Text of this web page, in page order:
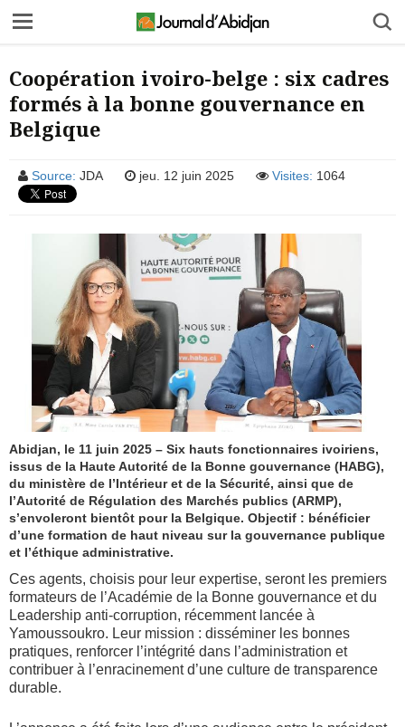
Coopération ivoiro-belge : six cadres
formés à la bonne gouvernance en
Belgique
Source: JDA jeu. 12 juin 2025 Visites: 1064
Abidjan, le 11 juin 2025 – Six hauts fonctionnaires ivoiriens,
issus de la Haute Autorité de la Bonne gouvernance (HABG),
du ministère de l’Intérieur et de la Sécurité, ainsi que de
l’Autorité de Régulation des Marchés publics (ARMP),
s’envoleront bientôt pour la Belgique. Objectif : bénéficier
d’une formation de haut niveau sur la gouvernance publique
et l’éthique administrative.
Ces agents, choisis pour leur expertise, seront les premiers
formateurs de l’Académie de la Bonne gouvernance et du
Leadership anti-corruption, récemment lancée à
Yamoussoukro. Leur mission : disséminer les bonnes
pratiques, renforcer l’intégrité dans l’administration et
contribuer à l’enracinement d’une culture de transparence
durable.